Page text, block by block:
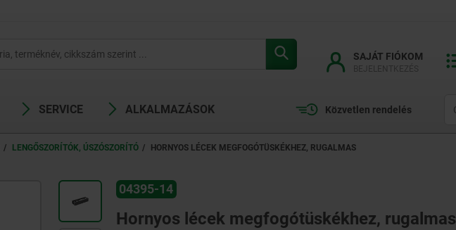
SAJÁT FIÓKOM
SERVICE ALKALMAZÁSOK Közvetlen rendelés
LENGŐSZORÍTÓK, ÚSZÓSZORÍTÓ HORNYOS LÉCEK MEGFOGÓTÜSKÉKHEZ, RUGALMAS
04395-14
Hornyos lécek megfogótüskékhez, rugalmas